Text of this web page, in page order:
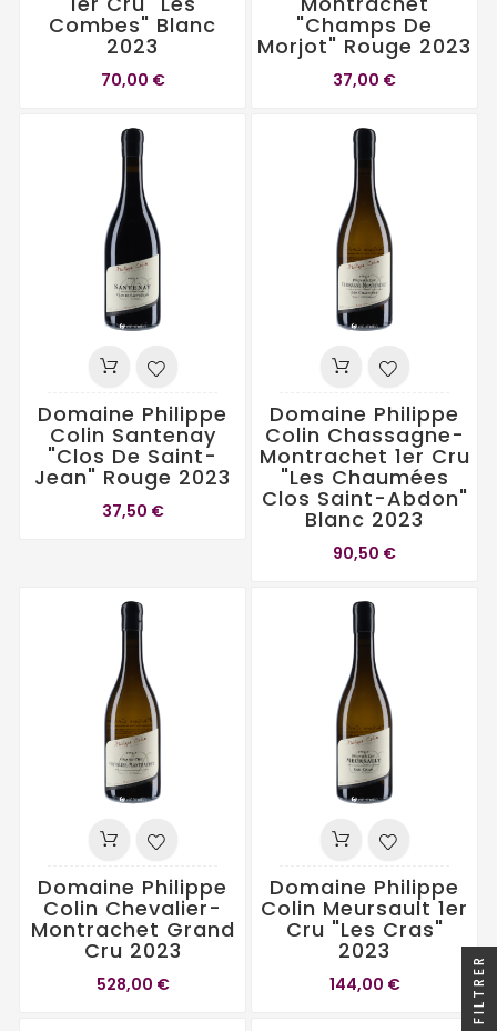
Combes" Blanc
2023
70,00 €
"Champs De
Morjot" Rouge 2023
37,00 €
Domaine Philippe
Colin Santenay
"Clos De Saint-
Jean" Rouge 2023
37,50 €
Domaine Philippe
Colin Chassagne-
Montrachet 1er Cru
"Les Chaumées
Clos Saint-Abdon"
Blanc 2023
90,50 €
Domaine Philippe
Colin Chevalier-
Montrachet Grand
Cru 2023
528,00 €
Domaine Philippe
Colin Meursault 1er
Cru "Les Cras"
2023
144,00 € FILTRER